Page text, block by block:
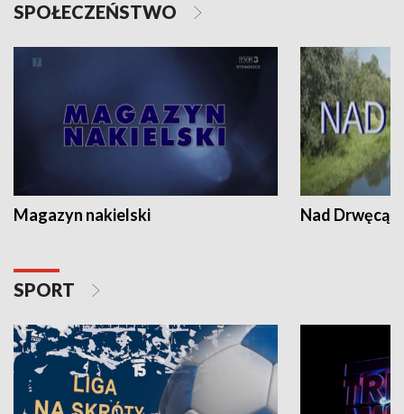
SPOŁECZEŃSTWO
Magazyn nakielski Nad Drwęcą
SPORT